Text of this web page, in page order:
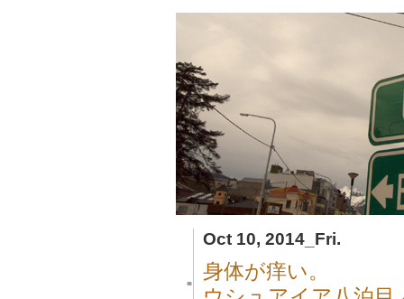
Oct 10, 2014_Fri.
■
身体が痒い。